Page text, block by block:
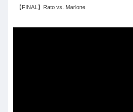
【FINAL】Rato vs. Marlone